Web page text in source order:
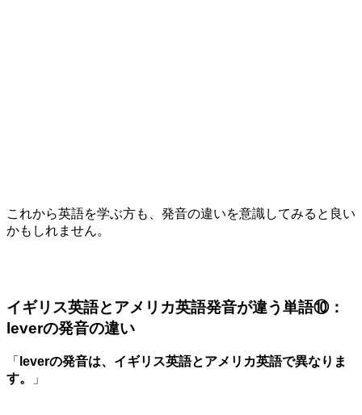
これから英語を学ぶ方も、発音の違いを意識してみると良い
かもしれません。
イギリス英語とアメリカ英語発音が違う単語⑩：
leverの発音の違い
「 leverの発音は、イギリス英語とアメリカ英語で異なりま
す。
」